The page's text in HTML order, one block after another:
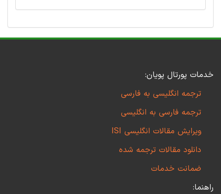
خدمات پورتال پویان:
ترجمه انگلیسی به فارسی
ترجمه فارسی به انگلیسی
ویرایش مقالات انگلیسی ISI
دانلود مقالات ترجمه شده
ضمانت خدمات
راهنما: